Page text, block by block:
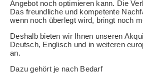
Angebot noch optimieren kann. Die
Das freundliche und kompetente
wenn noch überlegt wird, bringt noch
Deshalb bieten wir Ihnen unseren
Deutsch, Englisch und in weiteren
an.
Dazu gehört je nach Bedarf